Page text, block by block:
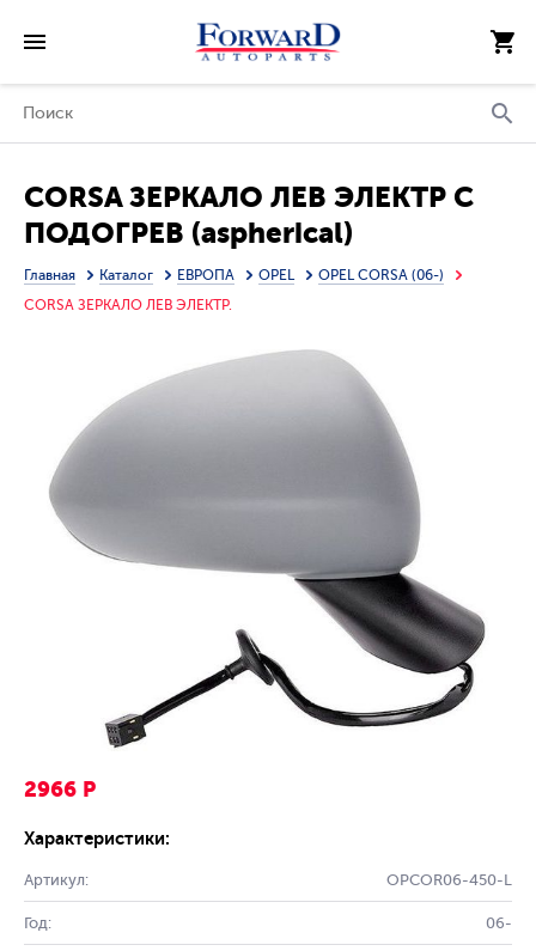
CORSA ЗЕРКАЛО ЛЕВ ЭЛЕКТР С
ПОДОГРЕВ (aspherical)
(ТАЙВАНЬ)
Главная Каталог ЕВРОПА OPEL
OPEL CORSA (06-)
CORSA ЗЕРКАЛО ЛЕВ ЭЛЕКТР.
2966 Р
Характеристики:
Артикул: OPCOR06-450-L
Год: 06-